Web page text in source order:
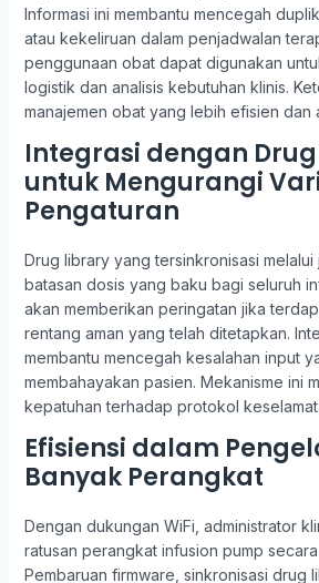
Informasi ini membantu mencegah
atau kekeliruan dalam penjadwalan
penggunaan obat dapat digunakan
logistik dan analisis kebutuhan klinis.
manajemen obat yang lebih efisien dan
Integrasi dengan
untuk Mengurangi
Pengaturan
Drug library yang tersinkronisasi melalui
batasan dosis yang baku bagi seluruh
akan memberikan peringatan jika
rentang aman yang telah ditetapkan.
membantu mencegah kesalahan input
membahayakan pasien. Mekanisme ini
kepatuhan terhadap protokol
Efisiensi dalam
Banyak Perangkat
Dengan dukungan WiFi, administrator
ratusan perangkat infusion pump
Pembaruan firmware, sinkronisasi drug